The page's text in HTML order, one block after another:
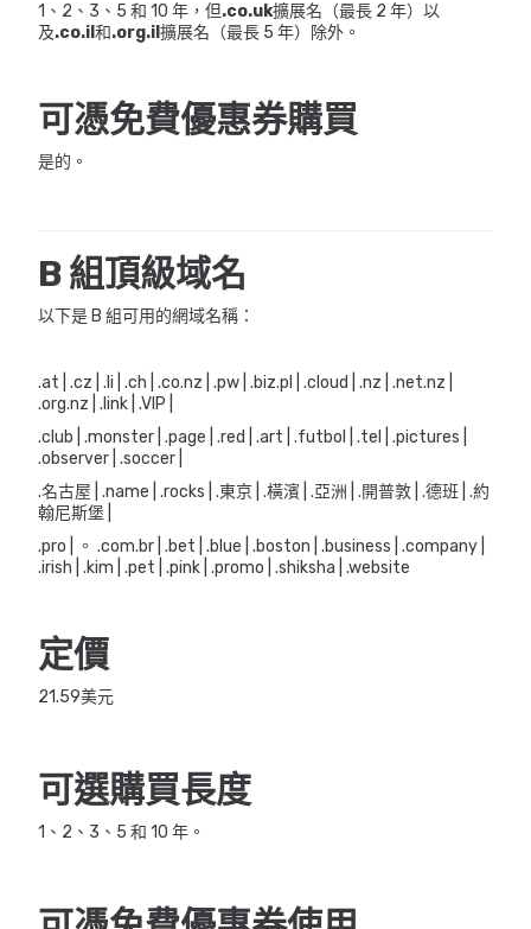
1、2、3、5 和 10 年，但.co.uk擴展名（最長 2 年）以
及.co.il 和.org.il 擴展名（最長 5 年）除外。
可憑免費優惠券購買
是的。
B 組頂級域名
以下是 B 組可用的網域名稱：
.at | .cz | .li | .ch | .co.nz | .pw | .biz.pl | .cloud | .nz | .net.nz |
.org.nz | .link | .VIP |
.club | .monster | .page | .red | .art | .futbol | .tel | .pictures |
.observer | .soccer |
.名古屋 | .name | .rocks | .東京 | .橫濱 | .亞洲 | .開普敦 | .德班 | .約
翰尼斯堡 |
.pro | 。 .com.br | .bet | .blue | .boston | .business | .company |
.irish | .kim | .pet | .pink | .promo | .shiksha | .website
定價
21.59美元
可選購買長度
1、2、3、5 和 10 年。